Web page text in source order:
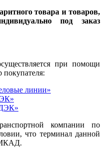
товара и товаров,
под заказ
при помощи
линии»
компании по
что терминал данной
МКАД.